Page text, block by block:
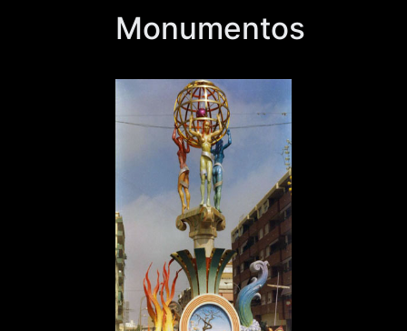
Monumentos